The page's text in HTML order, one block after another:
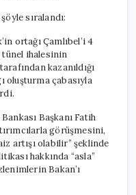
sıralandı:
ortağı Çamlıbel’i 4
tünel ihalesinin
kazanıldığı
oluşturma çabasıyla
Başkanı Fatih
görüşmesini,
artışı olabilir” şeklinde
hakkında “asla”
Bakan’ı